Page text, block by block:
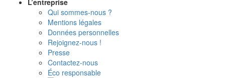
L’entreprise
Qui sommes-nous ?
Mentions légales
Données personnelles
Rejoignez-nous !
Presse
Contactez-nous
Éco responsable